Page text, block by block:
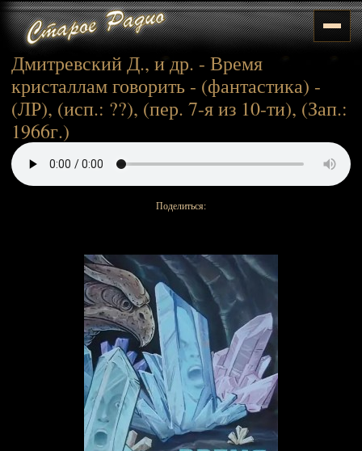
Дмитревский Д., и др. - Время
кристаллам говорить - (фантастика) -
(ЛР), (исп.: ??), (пер. 7-я из 10-ти), (Зап.:
1966г.)
Поделиться: